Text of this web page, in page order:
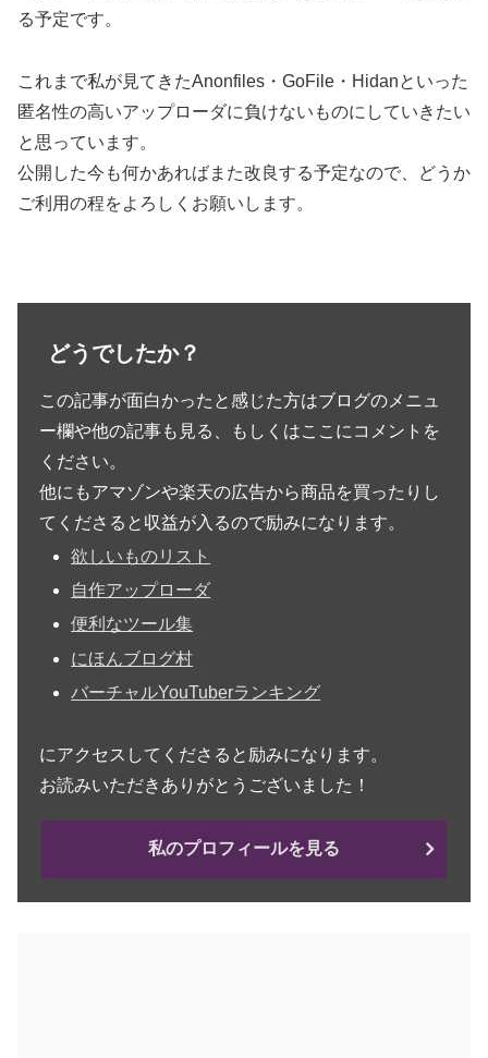
る予定です。
これまで私が見てきたAnonfiles・GoFile・Hidanといった
匿名性の高いアップローダに負けないものにしていきたい
と思っています。
公開した今も何かあればまた改良する予定なので、どうか
ご利用の程をよろしくお願いします。
どうでしたか？
この記事が面白かったと感じた方はブログのメニュ
ー欄や他の記事も見る、もしくはここにコメントを
ください。
他にもアマゾンや楽天の広告から商品を買ったりし
てくださると収益が入るので励みになります。
欲しいものリスト
自作アップローダ
便利なツール集
にほんブログ村
バーチャルYouTuberランキング
にアクセスしてくださると励みになります。
お読みいただきありがとうございました！
私のプロフィールを見る